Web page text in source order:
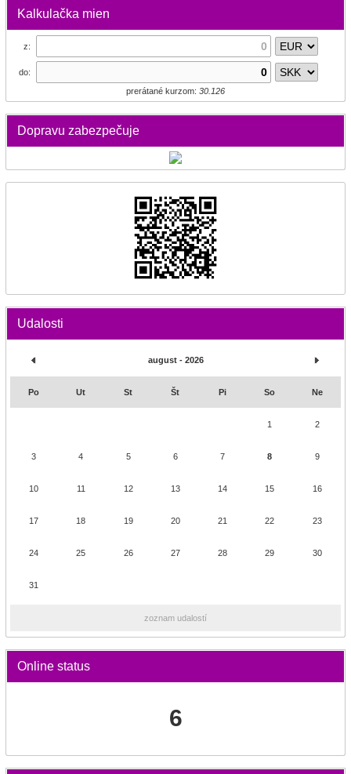
Kalkulačka mien
z:
do:
prerátané kurzom: 30.126
Dopravu zabezpečuje
Udalosti
august - 2026
Po Ut St Št Pi So Ne
1 2
3 4 5 6 7 8 9
10 11 12 13 14 15 16
17 18 19 20 21 22 23
24 25 26 27 28 29 30
31
zoznam udalostí
Online status
6